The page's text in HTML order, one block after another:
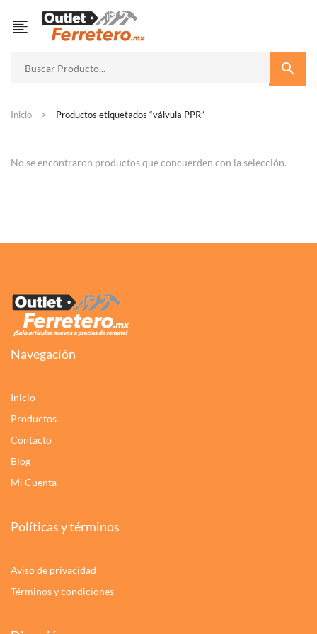
Inicio Productos etiquetados “válvula PPR”
No se encontraron productos que concuerden con la selección.
Navegación
Inicio
Productos
Contacto
Blog
Mi Cuenta
Políticas y términos
Aviso de privacidad
Términos y condiciones